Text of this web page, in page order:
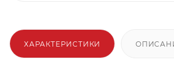
ХАРАКТЕРИСТИКИ